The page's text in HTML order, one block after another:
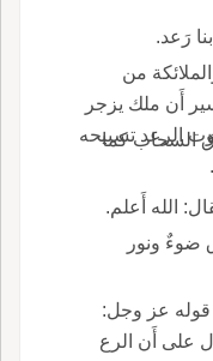
بحمده والملائكة من
أَن ملك يزجر
السحاب؛ قال: وجائز أَن يكون صوت الرعد تسبيحه
ملك يسوق السحاب كما
ضوءٌ ونور
الملائكة بع الرعد في قوله عز وجل:
يدل على أَن الرع